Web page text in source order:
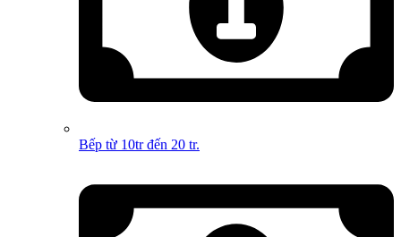
Bếp từ 10tr đến 20 tr.